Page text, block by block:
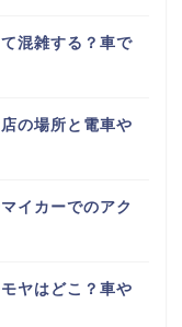
混雑する？車で
の場所と電車や
イカーでのアク
ヤはどこ？車や